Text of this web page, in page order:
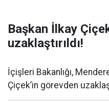
Başkan İlkay
uzaklaştırıldı!
İçişleri Bakanlığı,
Çiçek’in görevden